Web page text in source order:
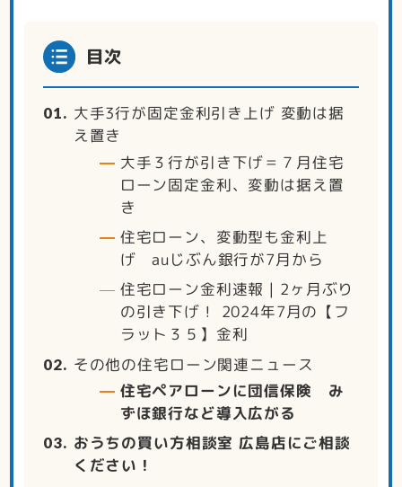
目次
大手3行が固定金利引き上げ 変動は据
え置き
大手３行が引き下げ＝７月住宅
ローン固定金利、変動は据え置
き
住宅ローン、変動型も金利上
げ auじぶん銀行が7月から
住宅ローン金利速報｜2ヶ月ぶり
の引き下げ！ 2024年7月の【フ
ラット３５】金利
その他の住宅ローン関連ニュース
住宅ペアローンに団信保険 み
ずほ銀行など導入広がる
おうちの買い方相談室 広島店にご相談
ください！